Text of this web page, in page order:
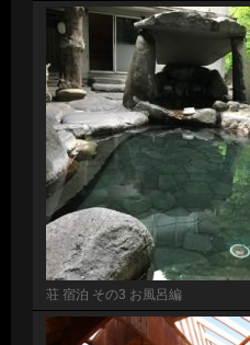
荘 宿泊 その3 お風呂編